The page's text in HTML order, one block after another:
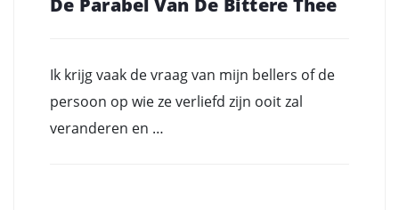
De Parabel Van De Bittere Thee
Ik krijg vaak de vraag van mijn bellers of de
persoon op wie ze verliefd zijn ooit zal
veranderen en …